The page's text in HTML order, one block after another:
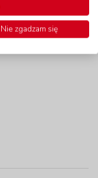
Nie zgadzam się